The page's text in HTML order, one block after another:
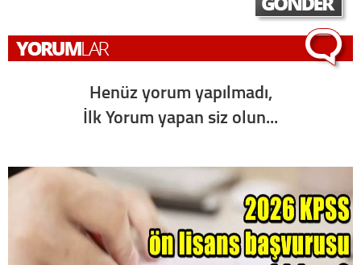
Henüz yorum yapılmadı,
İlk Yorum yapan siz olun...